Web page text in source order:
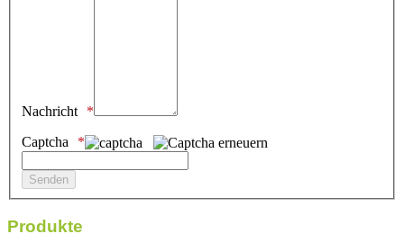
Nachricht
Captcha
Produkte